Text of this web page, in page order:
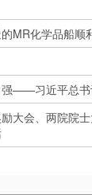
MR化学品船顺
强——习近平总
大会、两院院